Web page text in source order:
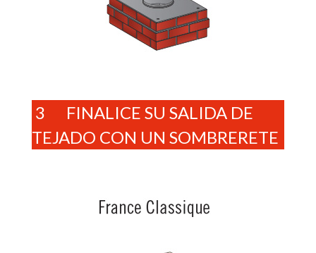
3 FINALICE SU SALIDA DE
TEJADO CON UN SOMBRERETE